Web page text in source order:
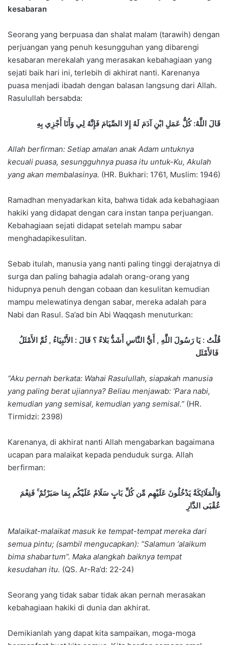
kesabaran
Seorang yang berpuasa dan shalat malam (tarawih) dengan
perjuangan yang penuh kesungguhan yang dibarengi
kesabaran merekalah yang merasakan kebahagiaan yang
sejati baik hari ini, terlebih di akhirat nanti. Karenanya
puasa menjadi ibadah dengan balasan langsung dari Allah.
Rasulullah bersabda:
قَالَ اللَّهُ: كُلُّ عَمَلِ ابْنِ آدَمَ لَهُ إِلا الصِّيَامَ فَإِنَّهُ لِي وَأَنَا أَجْزِي بِهِ
Allah berfirman: Setiap amalan anak Adam untuknya
kecuali puasa, sesungguhnya puasa itu untuk-Ku, Akulah
yang akan membalasinya. (HR. Bukhari: 1761, Muslim: 1946)
Ramadhan menyadarkan kita, bahwa tidak ada kebahagiaan
hakiki yang didapat dengan cara instan tanpa perjuangan.
Kebahagiaan sejati didapat setelah mampu sabar
menghadapikesulitan.
Sebab itulah, manusia yang nanti paling tinggi derajatnya di
surga dan paling bahagia adalah orang-orang yang
hidupnya penuh dengan cobaan dan kesulitan kemudian
mampu melewatinya dengan sabar, mereka adalah para
Nabi dan Rasul. Sa’ad bin Abi Waqqash menuturkan:
قُلْتُ : يَا رَسُولَ اللَّهِ , أَيُّ النَّاسِ أَشَدُّ بَلاءً ؟ قَالَ : الأَنْبِيَاءُ , ثُمَّ الأَمْثَلُ
“Aku pernah berkata: Wahai Rasulullah, siapakah manusia
yang paling berat ujiannya? Beliau menjawab: ‘Para nabi,
kemudian yang semisal, kemudian yang semisal.” (HR.
Tirmidzi: 2398)
Karenanya, di akhirat nanti Allah mengabarkan bagaimana
ucapan para malaikat kepada penduduk surga. Allah
berfirman:
وَالْمَلَائِكَةُ يَدْخُلُونَ عَلَيْهِم مِّن كُلِّ بَابٍ سَلَامٌ عَلَيْكُم بِمَا صَبَرْتُمْ ۚ فَنِعْمَ
عُقْبَى الدَّارِ
Malaikat-malaikat masuk ke tempat-tempat mereka dari
semua pintu; (sambil mengucapkan): “Salamun ‘alaikum
bima shabartum”. Maka alangkah baiknya tempat
kesudahan itu. (QS. Ar-Ra’d: 22-24)
Seorang yang tidak sabar tidak akan pernah merasakan
kebahagiaan hakiki di dunia dan akhirat.
Demikianlah yang dapat kita sampaikan, moga-moga